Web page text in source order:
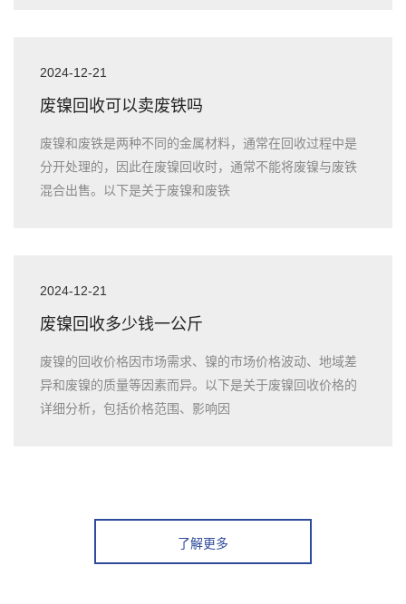
2024-12-21
废镍回收可以卖废铁吗
废镍和废铁是两种不同的金属材料，通常在回收过程中是
分开处理的，因此在废镍回收时，通常不能将废镍与废铁
混合出售。以下是关于废镍和废铁
2024-12-21
废镍回收多少钱一公斤
废镍的回收价格因市场需求、镍的市场价格波动、地域差
异和废镍的质量等因素而异。以下是关于废镍回收价格的
详细分析，包括价格范围、影响因
了解更多